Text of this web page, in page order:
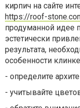
кирпич на сайте
https://roof-
продуманной идее
эстетически
результата,
особенности
- определите
- учитывайте